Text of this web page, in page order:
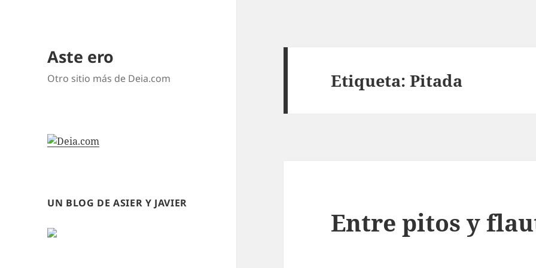
Aste ero
Otro sitio más de Deia.com
UN BLOG DE ASIER Y JAVIER
Etiqueta:Pitada
Entre pitos y